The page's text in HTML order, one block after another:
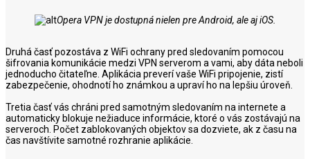
Opera VPN je dostupná nielen pre Android, ale aj iOS.
Druhá časť pozostáva z WiFi ochrany pred sledovaním pomocou
šifrovania komunikácie medzi VPN serverom a vami, aby dáta neboli
jednoducho čitateľne. Aplikácia preverí vaše WiFi pripojenie, zistí
zabezpečenie, ohodnotí ho známkou a upraví ho na lepšiu úroveň.
Tretia časť vás chráni pred samotným sledovaním na internete a
automaticky blokuje nežiaduce informácie, ktoré o vás zostávajú na
serveroch. Počet zablokovaných objektov sa dozviete, ak z času na
čas navštívite samotné rozhranie aplikácie.